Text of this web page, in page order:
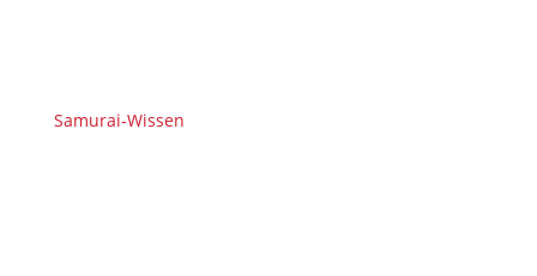
Samurai-Wissen